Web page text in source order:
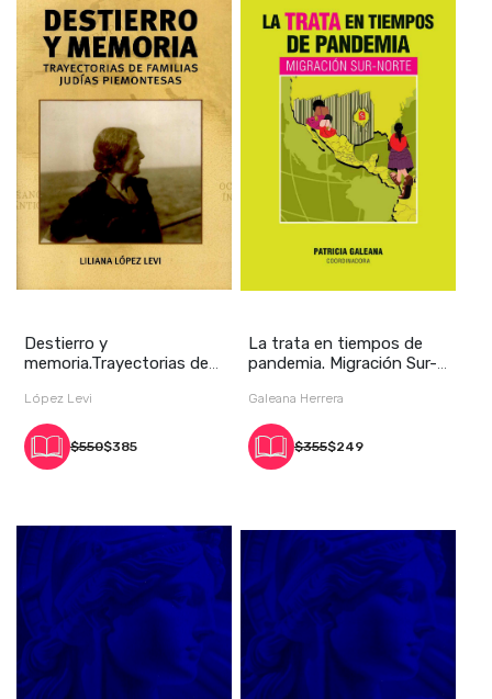
Destierro y
memoria.Trayectorias de
López Levi
$550$385
La trata en tiempos de
pandemia. Migración Sur-
Galeana Herrera
$355$249